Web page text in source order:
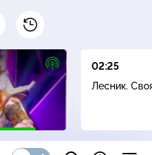
02:25
Лесник.